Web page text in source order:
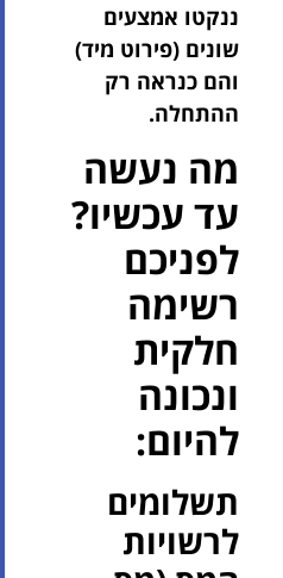
ננקטו אמצעים
שונים (פירוט מיד)
והם כנראה רק
ההתחלה.
מה נעשה
עד עכשיו?
לפניכם
רשימה
חלקית
ונכונה
להיום:
תשלומים
לרשויות